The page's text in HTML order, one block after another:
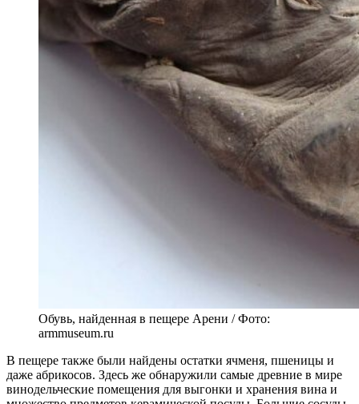
Обувь, найденная в пещере Арени / Фото:
armmuseum.ru
В пещере также были найдены остатки ячменя, пшеницы и
даже абрикосов. Здесь же обнаружили самые древние в мире
винодельческие помещения для выгонки и хранения вина и